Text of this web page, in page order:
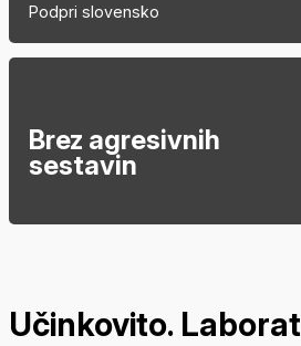
Podpri slovensko
Brez agresivnih
sestavin
Učinkovito.